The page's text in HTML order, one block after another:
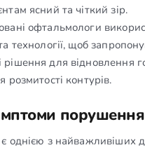
ясний та чіткий зір.
офтальмологи
технології, щоб
для відновлення
розмитості контурів.
однією з найважливіших